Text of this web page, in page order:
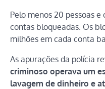
Pelo menos 20 pessoas
contas bloqueadas. Os
milhões em cada conta
As apurações da polícia
criminoso operava um
lavagem de dinheiro e